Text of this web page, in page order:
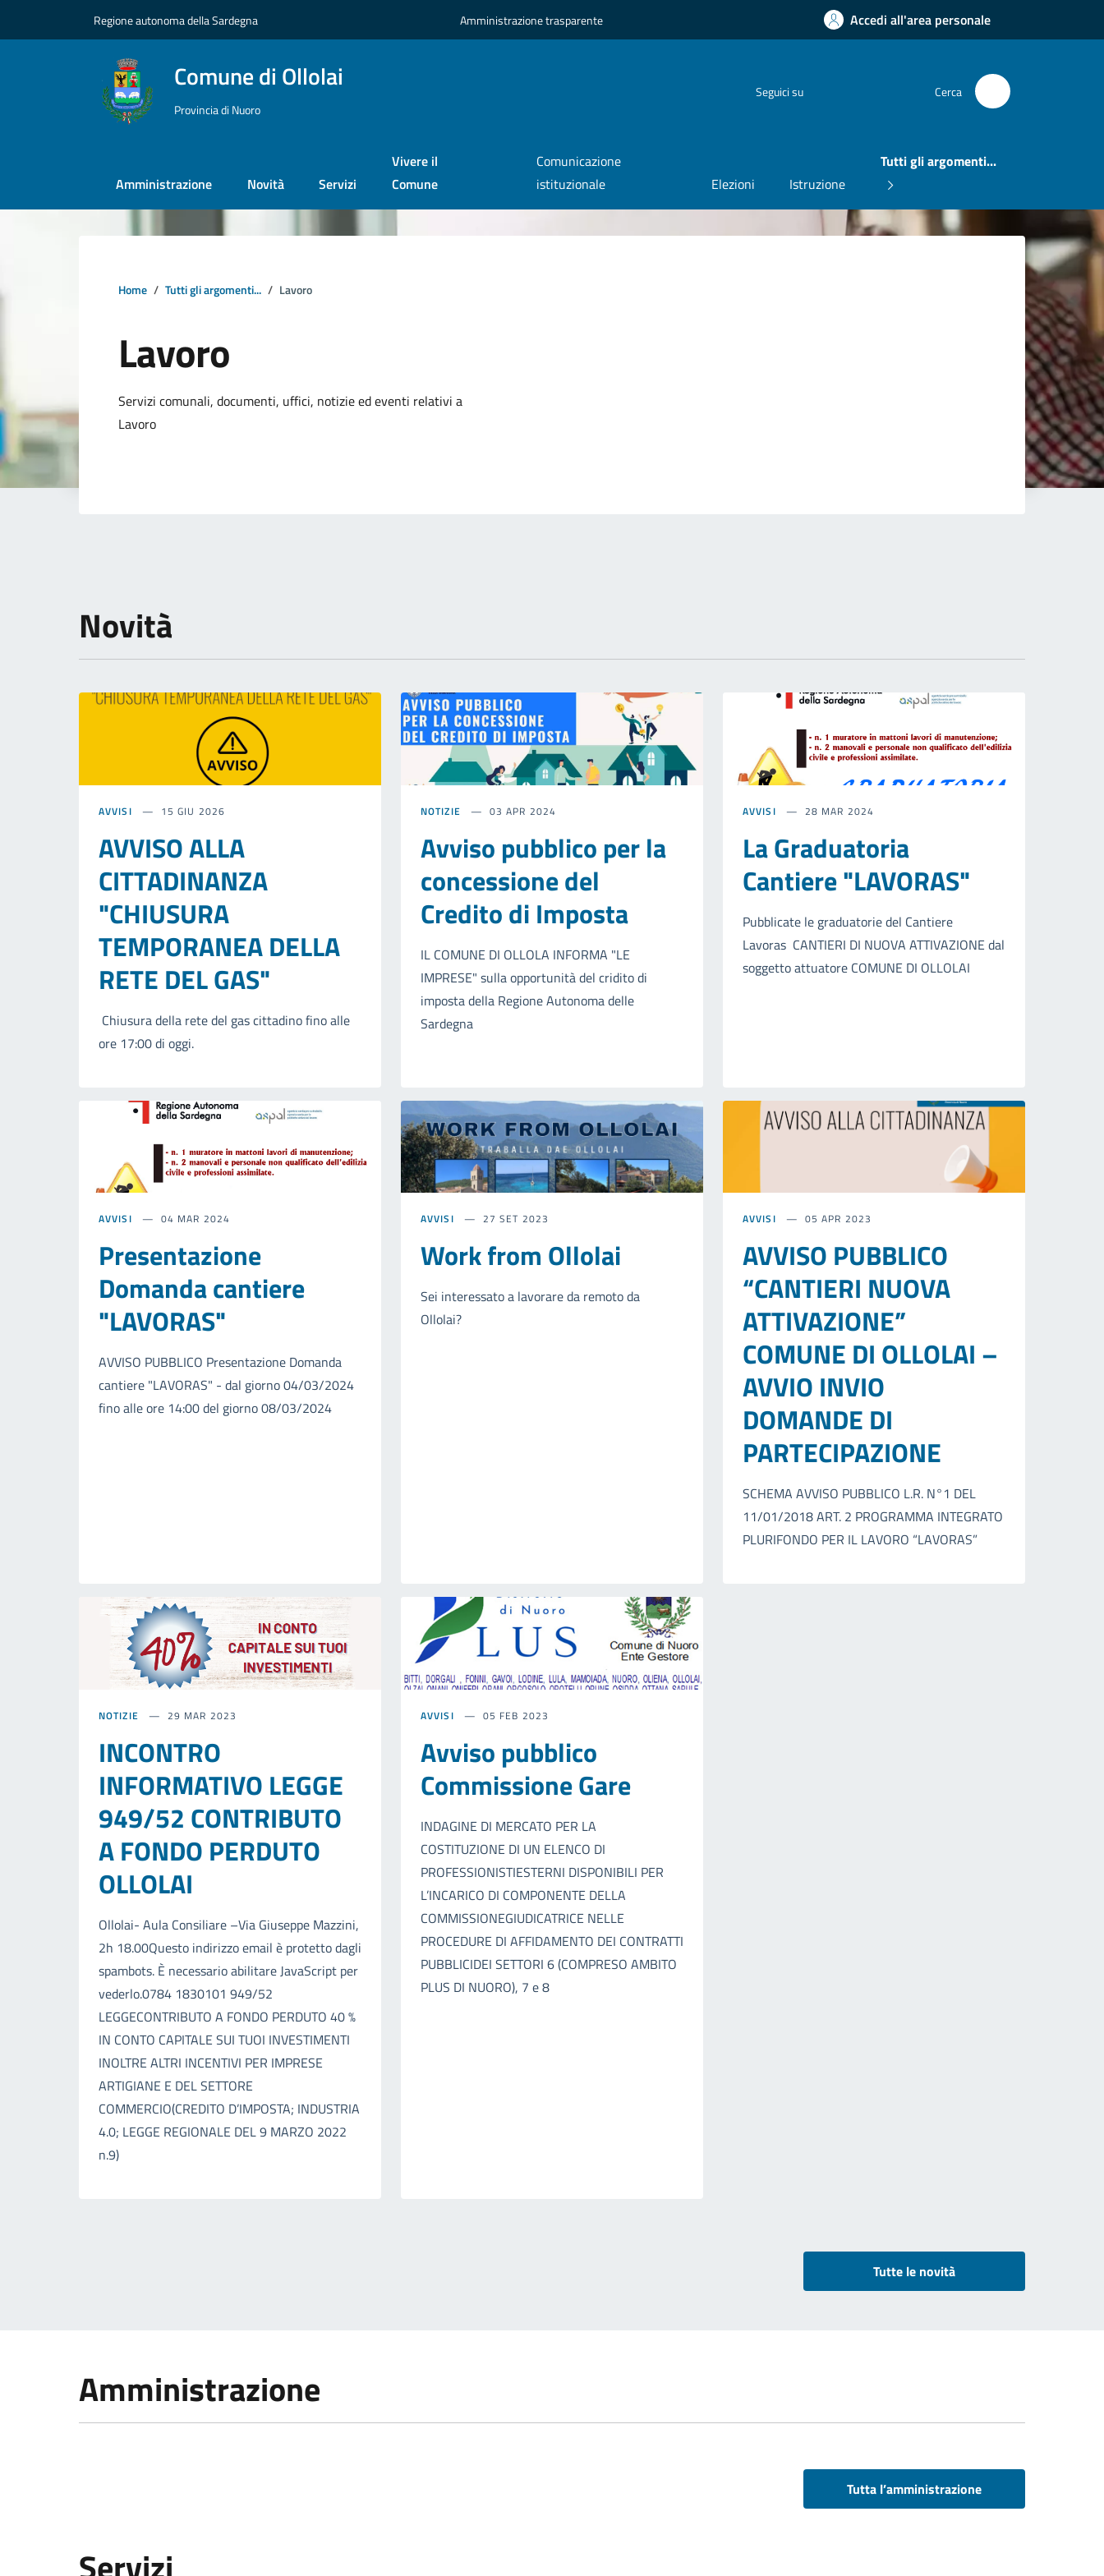
Regione autonoma della Sardegna Amministrazione trasparente Accedi all'area personale
Comune di Ollolai
Provincia di Nuoro
Seguici su Cerca
Amministrazione Novità Servizi
Vivere il
Comune
Comunicazione
istituzionale
Elezioni Istruzione
Tutti gli argomenti...
Home Tutti gli argomenti... Lavoro
Lavoro
Dettagli della notizia
Servizi comunali, documenti, uffici, notizie ed eventi relativi a
Lavoro
Novità
AVVISI 15 GIU 2026
AVVISO ALLA
CITTADINANZA
"CHIUSURA
TEMPORANEA DELLA
RETE DEL GAS"
Chiusura della rete del gas cittadino fino alle
ore 17:00 di oggi.
NOTIZIE 03 APR 2024
Avviso pubblico per la
concessione del
Credito di Imposta
IL COMUNE DI OLLOLA INFORMA "LE
IMPRESE" sulla opportunità del cridito di
imposta della Regione Autonoma delle
Sardegna
AVVISI 28 MAR 2024
La Graduatoria
Cantiere "LAVORAS"
Pubblicate le graduatorie del Cantiere
Lavoras CANTIERI DI NUOVA ATTIVAZIONE dal
soggetto attuatore COMUNE DI OLLOLAI
AVVISI 04 MAR 2024
Presentazione
Domanda cantiere
"LAVORAS"
AVVISO PUBBLICO Presentazione Domanda
cantiere "LAVORAS" - dal giorno 04/03/2024
fino alle ore 14:00 del giorno 08/03/2024
AVVISI 27 SET 2023
Work from Ollolai
Sei interessato a lavorare da remoto da
Ollolai?
AVVISI 05 APR 2023
AVVISO PUBBLICO
“CANTIERI NUOVA
ATTIVAZIONE”
COMUNE DI OLLOLAI –
AVVIO INVIO
DOMANDE DI
PARTECIPAZIONE
SCHEMA AVVISO PUBBLICO L.R. N°1 DEL
11/01/2018 ART. 2 PROGRAMMA INTEGRATO
PLURIFONDO PER IL LAVORO “LAVORAS”
NOTIZIE 29 MAR 2023
INCONTRO
INFORMATIVO LEGGE
949/52 CONTRIBUTO
A FONDO PERDUTO
OLLOLAI
Ollolai- Aula Consiliare –Via Giuseppe Mazzini,
2h 18.00Questo indirizzo email è protetto dagli
spambots. È necessario abilitare JavaScript per
vederlo.0784 1830101 949/52
LEGGECONTRIBUTO A FONDO PERDUTO 40 %
IN CONTO CAPITALE SUI TUOI INVESTIMENTI
INOLTRE ALTRI INCENTIVI PER IMPRESE
ARTIGIANE E DEL SETTORE
COMMERCIO(CREDITO D’IMPOSTA; INDUSTRIA
4.0; LEGGE REGIONALE DEL 9 MARZO 2022
n.9)
AVVISI 05 FEB 2023
Avviso pubblico
Commissione Gare
INDAGINE DI MERCATO PER LA
COSTITUZIONE DI UN ELENCO DI
PROFESSIONISTIESTERNI DISPONIBILI PER
L’INCARICO DI COMPONENTE DELLA
COMMISSIONEGIUDICATRICE NELLE
PROCEDURE DI AFFIDAMENTO DEI CONTRATTI
PUBBLICIDEI SETTORI 6 (COMPRESO AMBITO
PLUS DI NUORO), 7 e 8
Tutte le novità
Amministrazione
Tutta l’amministrazione